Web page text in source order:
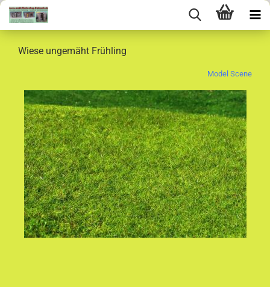
Wiese ungemäht Frühling
Model Scene